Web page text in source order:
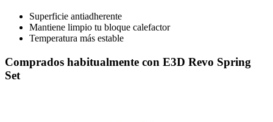
Superficie antiadherente
Mantiene limpio tu bloque calefactor
Temperatura más estable
Comprados habitualmente con E3D Revo Spring
Set